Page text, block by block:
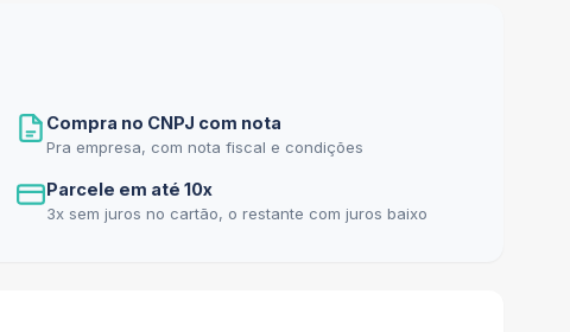
Compra no CNPJ com nota
Pra empresa, com nota fiscal e condições
Parcele em até 10x
3x sem juros no cartão, o restante com juros baixo